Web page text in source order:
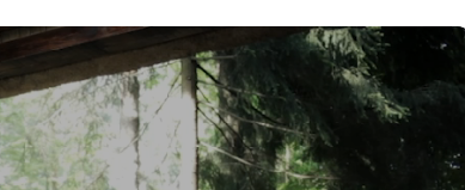
sjælens flugt 01:44
indre fred